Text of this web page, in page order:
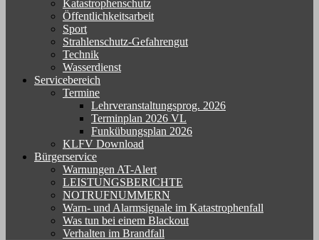
Katastrophenschutz
Öffentlichkeitsarbeit
Sport
Strahlenschutz-Gefahrengut
Technik
Wasserdienst
Servicebereich
Termine
Lehrveranstaltungsprog. 2026
Terminplan 2026 VL
Funkübungsplan 2026
KLFV Download
Bürgerservice
Warnungen AT-Alert
LEISTUNGSBERICHTE
NOTRUFNUMMERN
Warn- und Alarmsignale im Katastrophenfall
Was tun bei einem Blackout
Verhalten im Brandfall